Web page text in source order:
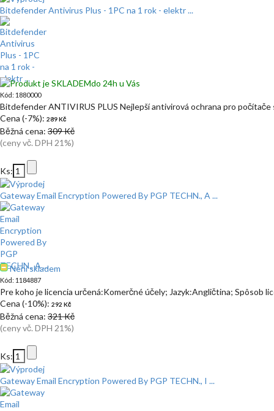
Bitdefender Antivirus Plus - 1PC na 1 rok - elektr ...
do 24h u Vás
Kód: 1880000
Bitdefender ANTIVIRUS PLUS Nejlepší antivirová ochrana pro
Cena (-7%): 289 Kč
Běžná cena: 309 Kč
(ceny vč. DPH 21%)
Ks:
Gateway Email Encryption Powered By PGP TECHN., A ...
Není skladem
Kód: 1184887
Pre koho je licencia určená:Komerčné účely; Jazyk:Angličtina; Spôsob
Cena (-10%): 292 Kč
Běžná cena: 321 Kč
(ceny vč. DPH 21%)
Ks:
Gateway Email Encryption Powered By PGP TECHN., I ...